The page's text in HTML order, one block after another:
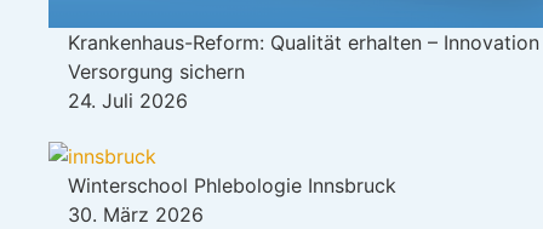
Krankenhaus-Reform: Qualität erhalten –
Versorgung sichern
24. Juli 2026
Winterschool Phlebologie Innsbruck
30. März 2026